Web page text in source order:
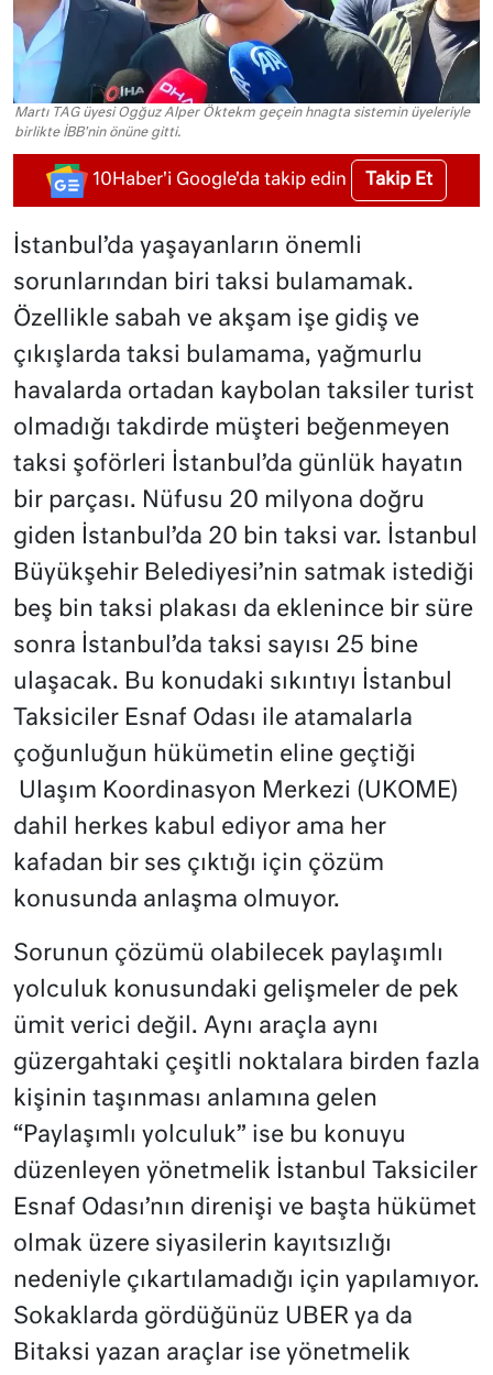
Martı TAG üyesi Ogğuz Alper Öktekm geçein hnagta sistemin üyeleriyle
birlikte İBB'nin önüne gitti.
10Haber'i Google'da takip edin Takip Et
İstanbul’da yaşayanların önemli
sorunlarından biri taksi bulamamak.
Özellikle sabah ve akşam işe gidiş ve
çıkışlarda taksi bulamama, yağmurlu
havalarda ortadan kaybolan taksiler turist
olmadığı takdirde müşteri beğenmeyen
taksi şoförleri İstanbul’da günlük hayatın
bir parçası. Nüfusu 20 milyona doğru
giden İstanbul’da 20 bin taksi var. İstanbul
Büyükşehir Belediyesi’nin satmak istediği
beş bin taksi plakası da eklenince bir süre
sonra İstanbul’da taksi sayısı 25 bine
ulaşacak. Bu konudaki sıkıntıyı İstanbul
Taksiciler Esnaf Odası ile atamalarla
çoğunluğun hükümetin eline geçtiği
Ulaşım Koordinasyon Merkezi (UKOME)
dahil herkes kabul ediyor ama her
kafadan bir ses çıktığı için çözüm
konusunda anlaşma olmuyor.
Sorunun çözümü olabilecek paylaşımlı
yolculuk konusundaki gelişmeler de pek
ümit verici değil. Aynı araçla aynı
güzergahtaki çeşitli noktalara birden fazla
kişinin taşınması anlamına gelen
“Paylaşımlı yolculuk” ise bu konuyu
düzenleyen yönetmelik İstanbul Taksiciler
Esnaf Odası’nın direnişi ve başta hükümet
olmak üzere siyasilerin kayıtsızlığı
nedeniyle çıkartılamadığı için yapılamıyor.
Sokaklarda gördüğünüz UBER ya da
Bitaksi yazan araçlar ise yönetmelik